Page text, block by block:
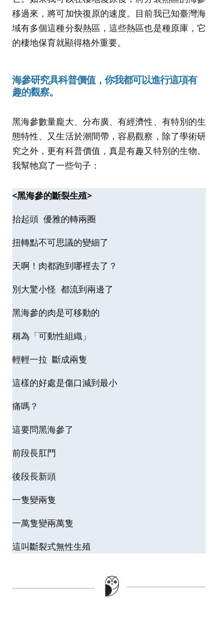
移過來，將可加快復原的速度。目前我已知臺灣海
域有多個這種分裂熱區，這些熱區也是種原庫，它
的棲地保育就顯得格外重要。
海參研究具科普價值，你我都可以進行這項有
趣的觀察。
黑海參數量龐大、分布廣、有經濟性、有特別的生
態特性、又生活於潮間帶，容易觀察，除了學術研
究之外，更有科普價值，真是有趣又特別的生物。
我幫牠寫了一些句子：
<黑海參的斷裂生殖>
抬起頭 優雅的轉兩圈
扭轉點不可思議的變細了
天啊！肉都跑到哪裡去了？
別大驚小怪 都流到兩邊了
黑海參的肉是可移動的
稱為「可動性組織」
輕輕一拉 斷成兩隻
這樣的好處是傷口減到最小
痛嗎？
這要問黑海參了
前段長肛門
後段長新頭
一隻變兩隻
一萬隻變兩萬隻
這叫斷裂式無性生殖